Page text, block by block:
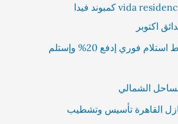
vida residence october كمبوند فيدا
اكتوبر
شقق تقسيط استلام فوري إدفع 20% وإستلم
الشمالي
القاهرة تأسيس وتشطيب